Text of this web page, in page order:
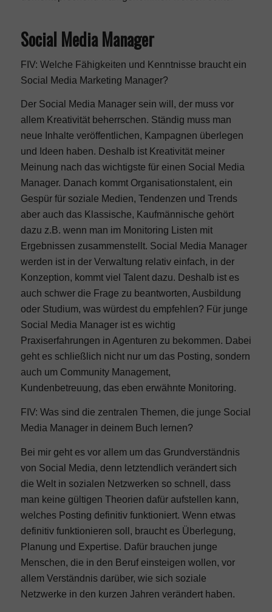
Social Media Manager
FIV: Welche Fähigkeiten und Kenntnisse braucht ein
Social Media Marketing Manager?
Der Social Media Manager sein will, der muss vor
allem Kreativität beherrschen. Ständig muss man
neue Inhalte veröffentlichen, Kampagnen überlegen
und Ideen haben. Deshalb ist Kreativität meiner
Meinung nach das wichtigste für einen Social Media
Manager. Danach kommt Organisationstalent, ein
Gespür für soziale Medien, Tendenzen und Trends
aber auch das Klassische, Kaufmännische gehört
dazu z.B. wenn man im Monitoring Listen mit
Ergebnissen zusammenstellt. Social Media Manager
werden ist in der Verwaltung relativ einfach, in der
Konzeption, kommt viel Talent dazu. Deshalb ist es
auch schwer die Frage zu beantworten, Ausbildung
oder Studium, was würdest du empfehlen? Für junge
Social Media Manager ist es wichtig
Praxiserfahrungen in Agenturen zu bekommen. Dabei
geht es schließlich nicht nur um das Posting, sondern
auch um Community Management,
Kundenbetreuung, das eben erwähnte Monitoring.
FIV: Was sind die zentralen Themen, die junge Social
Media Manager in deinem Buch lernen?
Bei mir geht es vor allem um das Grundverständnis
von Social Media, denn letztendlich verändert sich
die Welt in sozialen Netzwerken so schnell, dass
man keine gültigen Theorien dafür aufstellen kann,
welches Posting definitiv funktioniert. Wenn etwas
definitiv funktionieren soll, braucht es Überlegung,
Planung und Expertise. Dafür brauchen junge
Menschen, die in den Beruf einsteigen wollen, vor
allem Verständnis darüber, wie sich soziale
Netzwerke in den kurzen Jahren verändert haben.